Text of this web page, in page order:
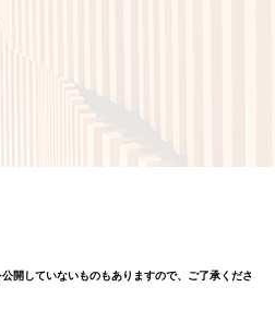
開していないものもありますので、ご了承くださ